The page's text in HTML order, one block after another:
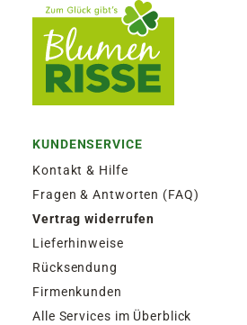
KUNDENSERVICE
Kontakt & Hilfe
Fragen & Antworten (FAQ)
Vertrag widerrufen
Lieferhinweise
Rücksendung
Firmenkunden
Alle Services im Überblick